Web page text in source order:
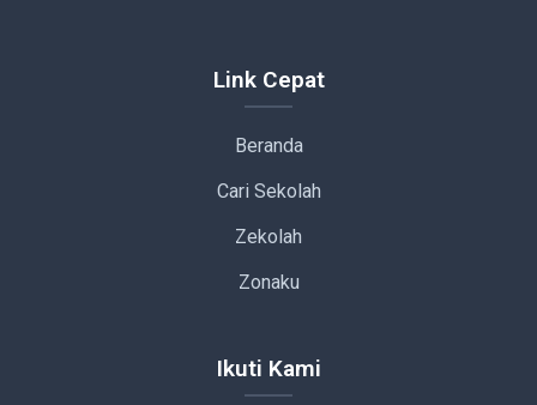
Link Cepat
Beranda
Cari Sekolah
Zekolah
Zonaku
Ikuti Kami